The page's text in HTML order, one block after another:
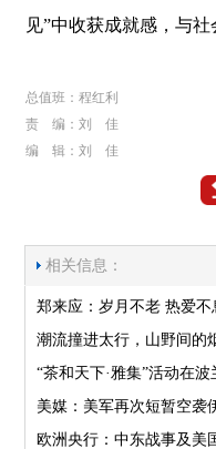
见”中收获成就感，与社
总值班：程红利
责 编：刘 佳
编 辑：刘 佳
相关信息：
郑来应：岁月不老 热爱不
潮流撞进太行，山野间的
“茶和天下·雅集”活动在
美媒：美军再次短暂空袭
欧洲央行：中东战事及美